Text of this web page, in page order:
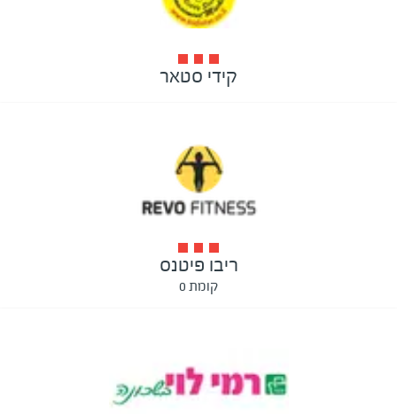
קידי סטאר
ריבו פיטנס
קומת 0